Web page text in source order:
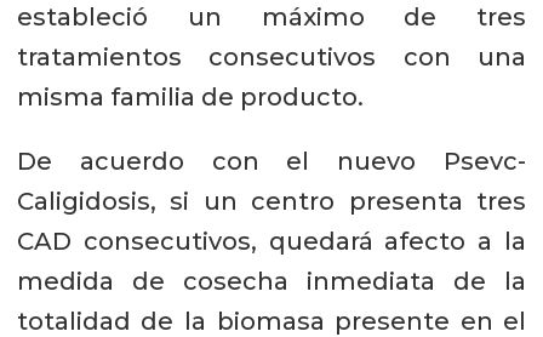
estableció un máximo de tres
tratamientos consecutivos con una
misma familia de producto.
De acuerdo con el nuevo Psevc-
Caligidosis, si un centro presenta tres
CAD consecutivos, quedará afecto a la
medida de cosecha inmediata de la
totalidad de la biomasa presente en el